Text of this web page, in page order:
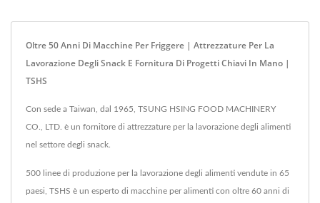
Oltre 50 Anni Di Macchine Per Friggere | Attrezzature Per La
Lavorazione Degli Snack E Fornitura Di Progetti Chiavi In Mano |
TSHS
Con sede a Taiwan, dal 1965, TSUNG HSING FOOD MACHINERY
CO., LTD. è un fornitore di attrezzature per la lavorazione degli alimenti
nel settore degli snack.
500 linee di produzione per la lavorazione degli alimenti vendute in 65
paesi, TSHS è un esperto di macchine per alimenti con oltre 60 anni di